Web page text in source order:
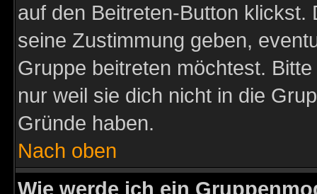
auf den Beitreten-Button
seine Zustimmung geben,
Gruppe beitreten möchtest.
nur weil sie dich nicht in die
Gründe haben.
Nach oben
Wie werde ich ein